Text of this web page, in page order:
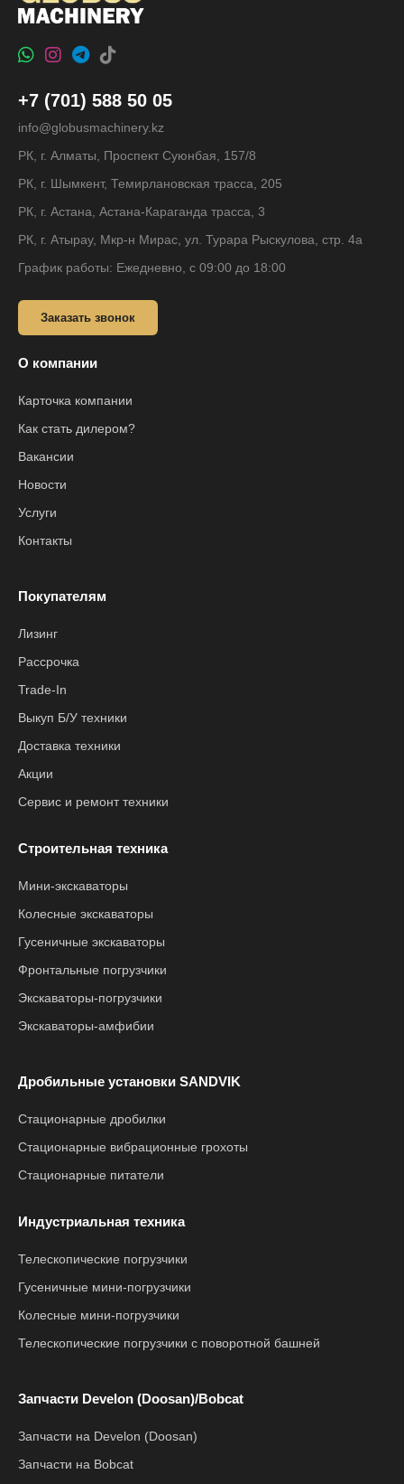
+7 (701) 588 50 05
info@globusmachinery.kz
РК, г. Алматы, Проспект Суюнбая, 157/8
РК, г. Шымкент, Темирлановская трасса, 205
РК, г. Астана, Астана-Караганда трасса, 3
РК, г. Атырау, Мкр-н Мирас, ул. Турара Рыскулова, стр. 4а
График работы: Ежедневно, с 09:00 до 18:00
Заказать звонок
О компании
Карточка компании
Как стать дилером?
Вакансии
Новости
Услуги
Контакты
Покупателям
Лизинг
Рассрочка
Trade-In
Выкуп Б/У техники
Доставка техники
Акции
Сервис и ремонт техники
Строительная техника
Мини-экскаваторы
Колесные экскаваторы
Гусеничные экскаваторы
Фронтальные погрузчики
Экскаваторы-погрузчики
Экскаваторы-амфибии
Дробильные установки SANDVIK
Стационарные дробилки
Стационарные вибрационные грохоты
Стационарные питатели
Индустриальная техника
Телескопические погрузчики
Гусеничные мини-погрузчики
Колесные мини-погрузчики
Телескопические погрузчики с поворотной башней
Запчасти Develon (Doosan)/Bobcat
Запчасти на Develon (Doosan)
Запчасти на Bobcat